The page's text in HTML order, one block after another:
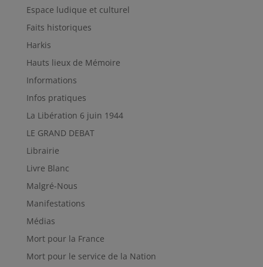
Espace ludique et culturel
Faits historiques
Harkis
Hauts lieux de Mémoire
Informations
Infos pratiques
La Libération 6 juin 1944
LE GRAND DEBAT
Librairie
Livre Blanc
Malgré-Nous
Manifestations
Médias
Mort pour la France
Mort pour le service de la Nation